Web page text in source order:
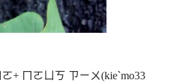
+ ㄇㄛㄩㄎ ㄗㄧㄨ(kieˋmo33